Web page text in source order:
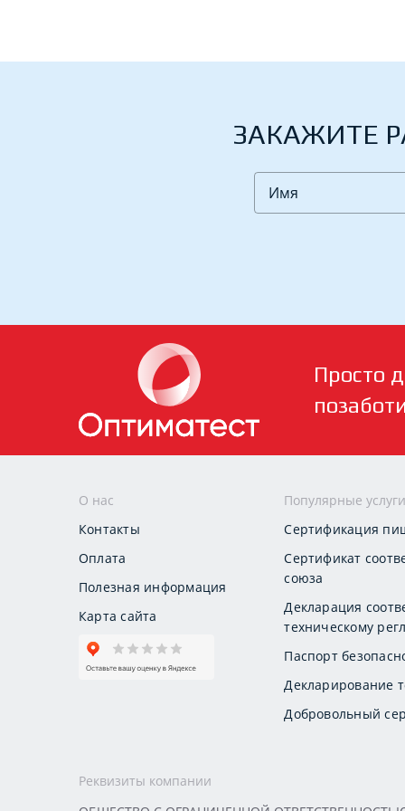
ЗАКАЖИТЕ
Просто
О нас
Контакты
Оплата
Полезная информация
Карта сайта
Популярные услуги
Сертификация
Сертификат
союза
Декларация
техническому
Паспорт
Декларирование
Добровольный
Реквизиты компании